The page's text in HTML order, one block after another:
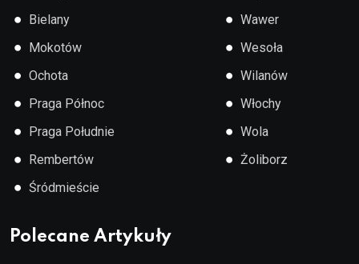
● Bielany
● Mokotów
● Ochota
● Praga Północ
● Praga Południe
● Rembertów
● Śródmieście
● Wawer
● Wesoła
● Wilanów
● Włochy
● Wola
● Żoliborz
Polecane Artykuły